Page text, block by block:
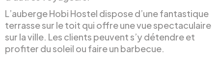
L’auberge Hobi Hostel dispose d’une fantastique
terrasse sur le toit qui offre une vue spectaculaire
sur la ville. Les clients peuvent s’y détendre et
profiter du soleil ou faire un barbecue.